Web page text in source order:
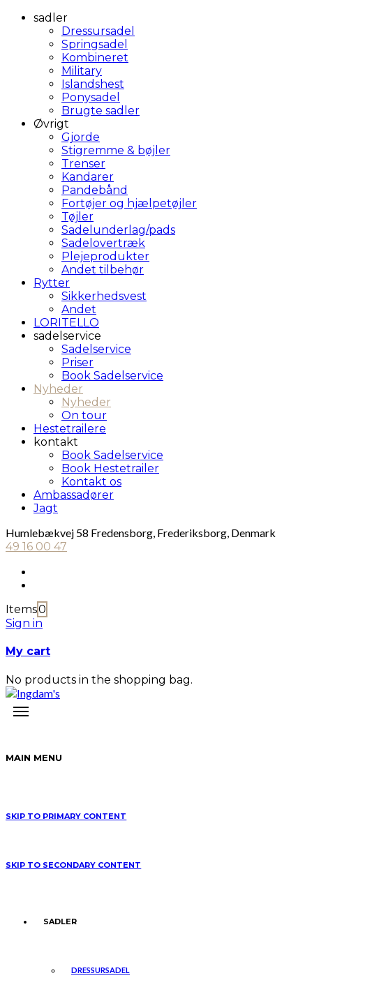
sadler
Dressursadel
Springsadel
Kombineret
Military
Islandshest
Ponysadel
Brugte sadler
Øvrigt
Gjorde
Stigremme & bøjler
Trenser
Kandarer
Pandebånd
Fortøjer og hjælpetøjler
Tøjler
Sadelunderlag/pads
Sadelovertræk
Plejeprodukter
Andet tilbehør
Rytter
Sikkerhedsvest
Andet
LORITELLO
sadelservice
Sadelservice
Priser
Book Sadelservice
Nyheder
Nyheder
On tour
Hestetrailere
kontakt
Book Sadelservice
Book Hestetrailer
Kontakt os
Ambassadører
Jagt
Humlebækvej 58 Fredensborg, Frederiksborg, Denmark
49 16 00 47
Items0
Sign in
My cart
No products in the shopping bag.
MAIN MENU
SKIP TO PRIMARY CONTENT
SKIP TO SECONDARY CONTENT
SADLER
DRESSURSADEL